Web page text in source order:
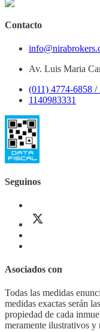
Contacto
Av. Luis Maria
(011) 4774-6858 /
1140983331
Seguinos
Asociados con
Todas las medidas
medidas exactas serán
propiedad de cada
meramente ilustrativos y